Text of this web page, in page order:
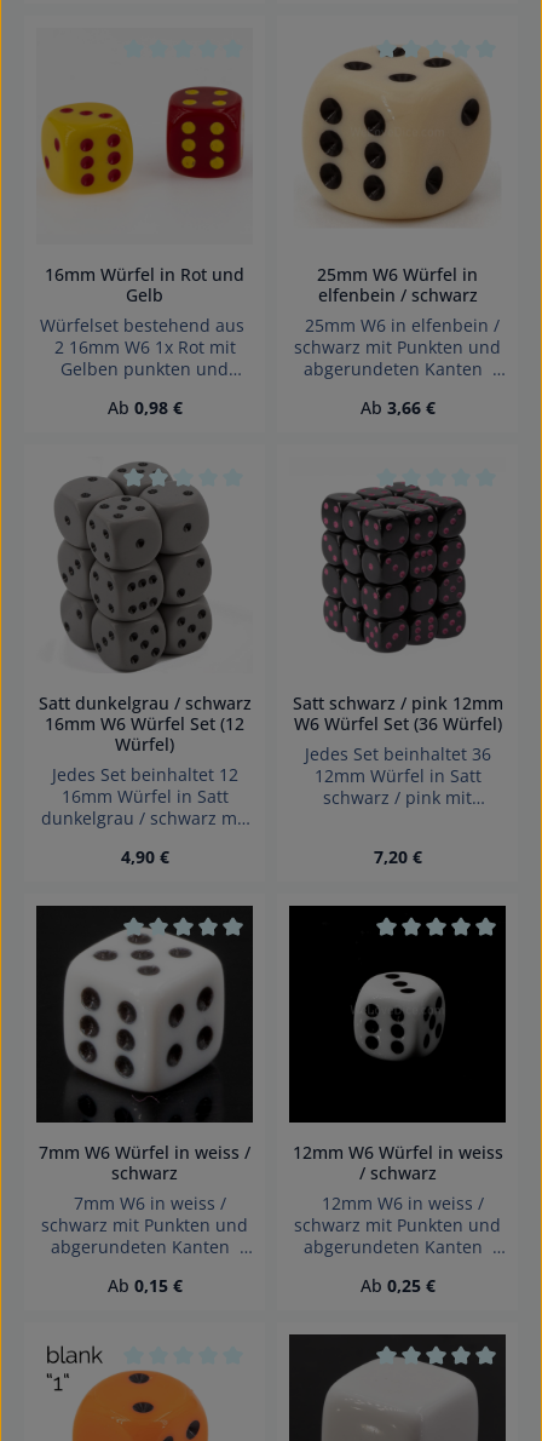
Durchschnittliche Bewertung von 0 von 5
16mm Würfel in Rot und
Gelb
Würfelset bestehend aus
2 16mm W6 1x Rot mit
Gelben punkten und
Gelb mit Roten punkten
Kanten Würfel made in
Germany Achtung!
Wegen verschluckbarer
Kleinteile nicht für Kinder
unter 3 Jahren geeignet.
Erstickungsgefahr!
Regulärer Preis:
Ab 0,98 €
Durchschnittliche
25mm W6 Würfel in
elfenbein / schwarz
25mm W6 in elfenbein /
schwarz mit Punkten und
abgerundeten Kanten
in Germany Achtung!
unter 3 Jahren geeignet.
Erstickungsgefahr!
Regulärer Preis:
Ab 3,66 €
Durchschnittliche Bewertung von 0 von 5
Satt dunkelgrau / schwarz
16mm W6 Würfel Set (12
Würfel)
Jedes Set beinhaltet 12
16mm Würfel in Satt
dunkelgrau / schwarz mit
Denmark.
Regulärer Preis:
4,90 €
Durchschnittliche
Satt schwarz / pink 12mm
W6 Würfel Set (36 Würfel)
Jedes Set beinhaltet 36
12mm Würfel in Satt
schwarz / pink mit
Regulärer Preis:
7,20 €
Durchschnittliche Bewertung von 0 von 5
7mm W6 Würfel in weiss /
schwarz
7mm W6 in weiss /
schwarz mit Punkten und
abgerundeten Kanten
in Germany Achtung!
unter 3 Jahren geeignet.
Erstickungsgefahr!
Regulärer Preis:
Ab 0,15 €
12mm W6 Würfel in weiss
/ schwarz
12mm W6 in weiss /
schwarz mit Punkten und
abgerundeten Kanten
in Germany Achtung!
Kleinteile nicht für Kinder
unter 3 Jahren geeignet.
Erstickungsgefahr!
Regulärer Preis:
Ab 0,25 €
Durchschnittliche Bewertung von 0 von 5
Durchschnittliche